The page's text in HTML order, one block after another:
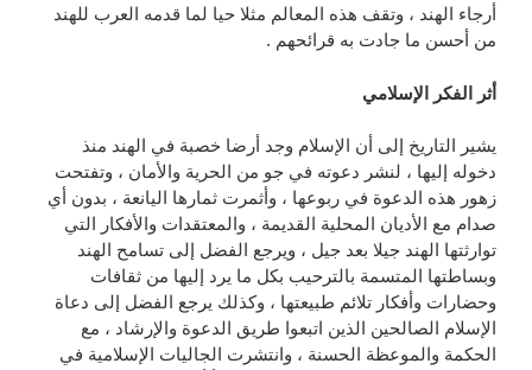
أرجاء الهند ، وتقف هذه المعالم مثلا حيا لما قدمه العرب للهند
من أحسن ما جادت به قرائحهم .
أثر الفكر الإسلامي
يشير التاريخ إلى أن الإسلام وجد أرضا خصبة في الهند منذ
دخوله إليها ، لنشر دعوته في جو من الحرية والأمان ، وتفتحت
زهور هذه الدعوة في ربوعها ، وأثمرت ثمارها اليانعة ، بدون أي
صدام مع الأديان المحلية القديمة ، والمعتقدات والأفكار التي
توارثتها الهند جيلا بعد جيل ، ويرجع الفضل إلى تسامح الهند
وبساطتها المتسمة بالترحيب بكل ما يرد إليها من ثقافات
وحضارات وأفكار تلائم طبيعتها ، وكذلك يرجع الفضل إلى دعاة
الإسلام الصالحين الذين اتبعوا طريق الدعوة والإرشاد ، مع
الحكمة والموعظة الحسنة ، وانتشرت الجاليات الإسلامية في